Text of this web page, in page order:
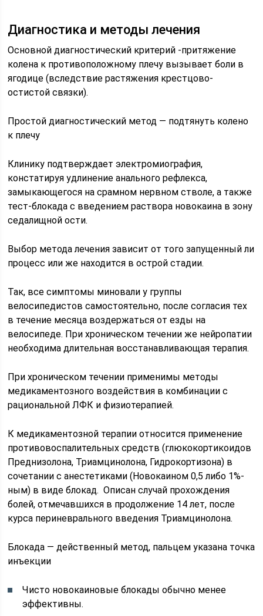
Диагностика и методы лечения
Основной диагностический критерий -притяжение
колена к противоположному плечу вызывает боли в
ягодице (вследствие растяжения крестцово-
остистой связки).
Простой диагностический метод — подтянуть колено
к плечу
Клинику подтверждает электромиография,
констатируя удлинение анального рефлекса,
замыкающегося на срамном нервном стволе, а также
тест-блокада с введением раствора новокаина в зону
седалищной ости.
Выбор метода лечения зависит от того запущенный ли
процесс или же находится в острой стадии.
Так, все симптомы миновали у группы
велосипедистов самостоятельно, после согласия тех
в течение месяца воздержаться от езды на
велосипеде. При хроническом течении же нейропатии
необходима длительная восстанавливающая терапия.
При хроническом течении применимы методы
медикаментозного воздействия в комбинации с
рациональной ЛФК и физиотерапией.
К медикаментозной терапии относится применение
противовоспалительных средств (глюкокортикоидов
Преднизолона, Триамцинолона, Гидрокортизона) в
сочетании с анестетиками (Новокаином 0,5 либо 1%-
ным) в виде блокад. Описан случай прохождения
болей, отмечавшихся в продолжение 14 лет, после
курса периневрального введения Триамцинолона.
Блокада — действенный метод, пальцем указана точка
инъекции
Чисто новокаиновые блокады обычно менее
эффективны.